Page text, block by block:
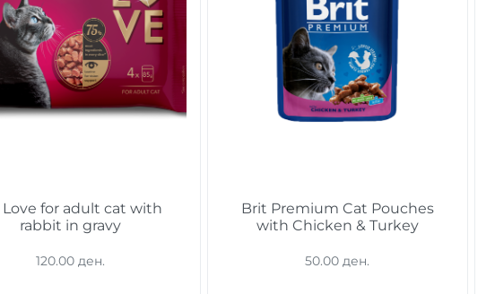
Love for adult cat with
rabbit in gravy
120.00 ден.
Brit Premium Cat Pouches
with Chicken & Turkey
50.00 ден.